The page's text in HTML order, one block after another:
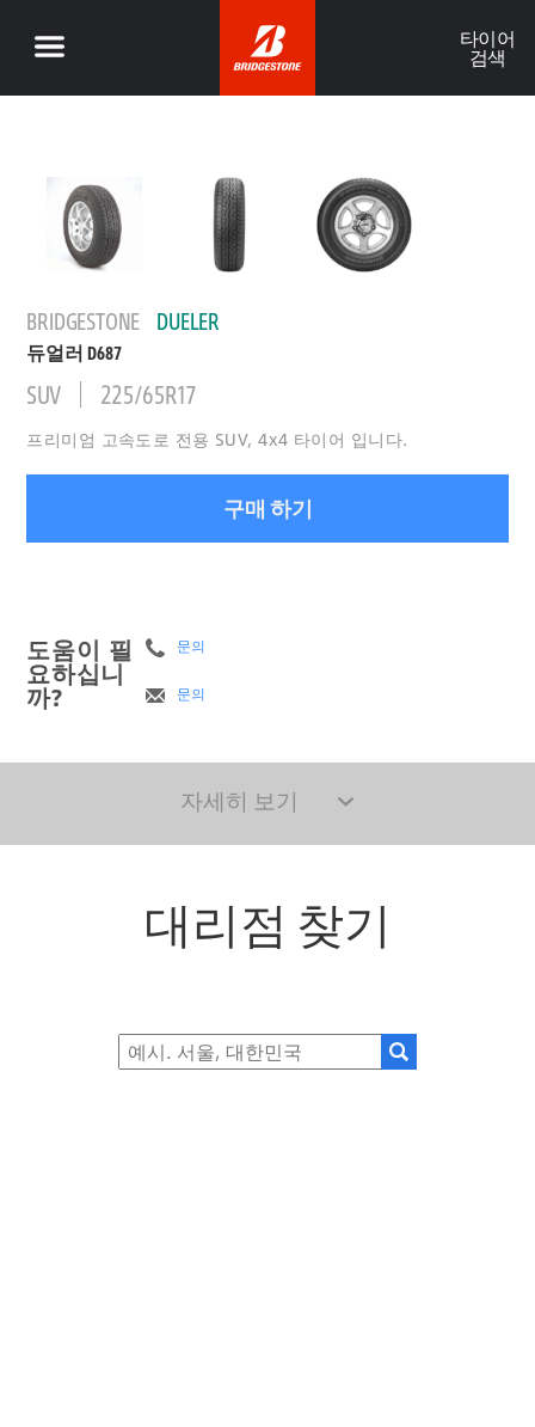
타이어
검색
BRIDGESTONE DUELER
듀얼러 D687
SUV 225/65R17
프리미엄 고속도로 전용 SUV, 4x4 타이어 입니다.
구매 하기
도움이 필
요하십니
까?
문의
문의
자세히 보기
대리점 찾기